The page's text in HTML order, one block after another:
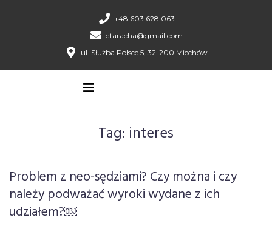
+48 603 628 063
ctaracha@gmail.com
ul. Służba Polsce 5, 32-200 Miechów
Tag: interes
Problem z neo-sędziami? Czy można i czy
należy podważać wyroki wydane z ich
udziałem?￼